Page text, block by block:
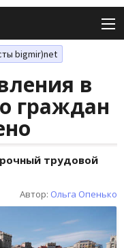
bigmir)net
в
граждан
трудовой
Автор: Ольга Опенько